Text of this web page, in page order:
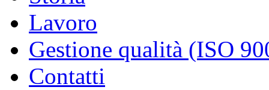
Lavoro
Gestione qualità (ISO
Contatti